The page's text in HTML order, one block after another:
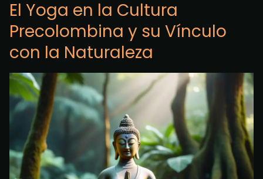
El Yoga en la Cultura
Precolombina y su Vínculo
con la Naturaleza